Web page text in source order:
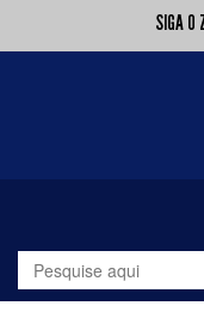
SIGA O